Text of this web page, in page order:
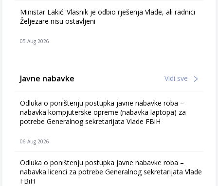
Ministar Lakić: Vlasnik je odbio rješenja Vlade, ali radnici
Željezare nisu ostavljeni
05 Aug 2026
Javne nabavke Vidi sve
Odluka o poništenju postupka javne nabavke roba –
nabavka kompjuterske opreme (nabavka laptopa) za
potrebe Generalnog sekretarijata Vlade FBiH
06 Aug 2026
Odluka o poništenju postupka javne nabavke roba –
nabavka licenci za potrebe Generalnog sekretarijata Vlade
FBiH